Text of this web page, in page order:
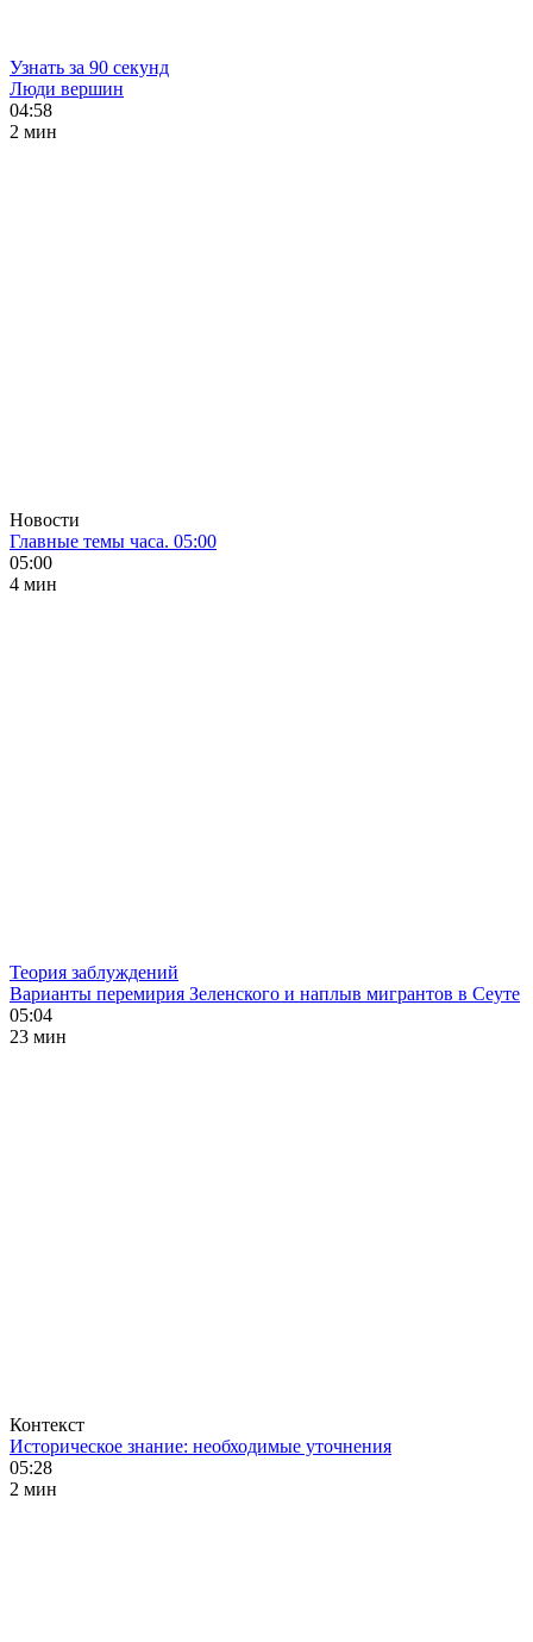
Узнать за 90 секунд
Люди вершин
04:58
2 мин
Новости
Главные темы часа. 05:00
05:00
4 мин
Теория заблуждений
Варианты перемирия Зеленского и наплыв мигрантов в Сеуте
05:04
23 мин
Контекст
Историческое знание: необходимые уточнения
05:28
2 мин